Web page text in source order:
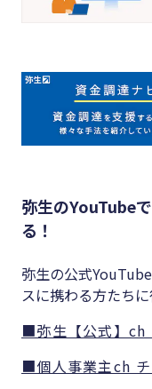
弥生のYouTube
る！
弥生の公式
スに携わる方たち
■弥生【公式】ch
■個人事業主ch